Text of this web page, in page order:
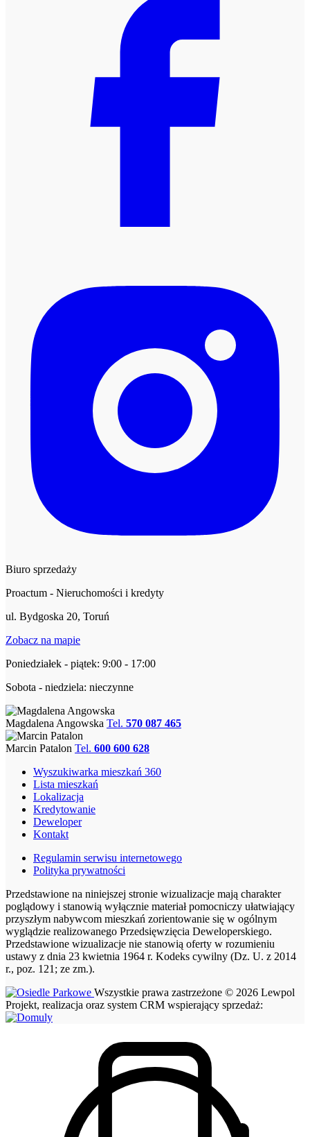
Biuro sprzedaży
Proactum - Nieruchomości i kredyty
ul. Bydgoska 20, Toruń
Zobacz na mapie
Poniedziałek - piątek: 9:00 - 17:00
Sobota - niedziela: nieczynne
Magdalena Angowska Tel. 570 087 465
Marcin Patalon Tel. 600 600 628
Wyszukiwarka mieszkań 360
Lista mieszkań
Lokalizacja
Kredytowanie
Deweloper
Kontakt
Regulamin serwisu internetowego
Polityka prywatności
Przedstawione na niniejszej stronie wizualizacje mają charakter
poglądowy i stanowią wyłącznie materiał pomocniczy ułatwiający
przyszłym nabywcom mieszkań zorientowanie się w ogólnym
wyglądzie realizowanego Przedsięwzięcia Deweloperskiego.
Przedstawione wizualizacje nie stanowią oferty w rozumieniu
ustawy z dnia 23 kwietnia 1964 r. Kodeks cywilny (Dz. U. z 2014
r., poz. 121; ze zm.).
Wszystkie prawa zastrzeżone © 2026 Lewpol
Projekt, realizacja oraz system CRM wspierający sprzedaż: